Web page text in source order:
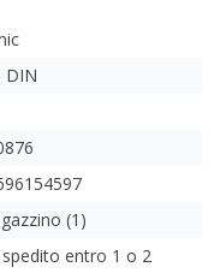
DIN
(1)
spedito entro 1 o 2